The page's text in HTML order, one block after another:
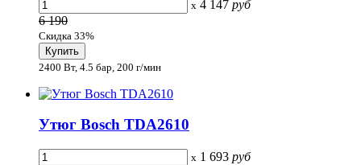
x 4 147 руб
6 190
Скидка 33%
2400 Вт, 4.5 бар, 200 г/мин
Утюг Bosch TDA2610
x 1 693 руб